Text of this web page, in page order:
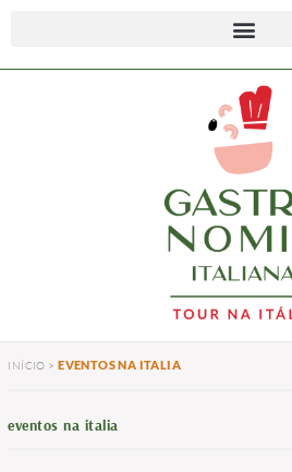
INÍCIO >EVENTOS NA ITALIA
eventos na italia